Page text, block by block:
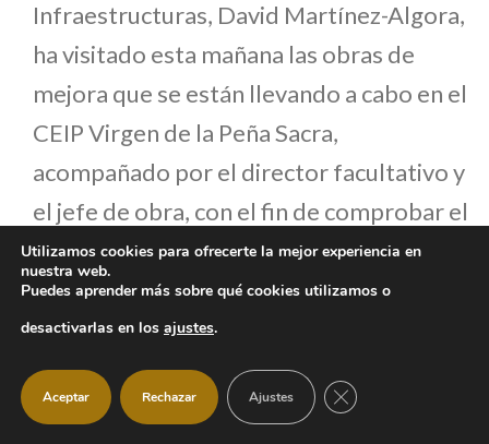
Infraestructuras, David Martínez-Algora,
ha visitado esta mañana las obras de
mejora que se están llevando a cabo en el
CEIP Virgen de la Peña Sacra,
acompañado por el director facultativo y
el jefe de obra, con el fin de comprobar el
avance de los trabajos.
Utilizamos cookies para ofrecerte la mejor experiencia en
nuestra web.
Puedes aprender más sobre qué cookies utilizamos o
desactivarlas en los ajustes.
Aceptar Rechazar Ajustes CERRAR EL